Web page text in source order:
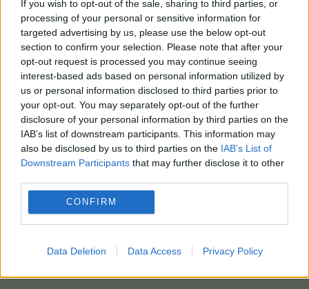
If you wish to opt-out of the sale, sharing to third parties, or
processing of your personal or sensitive information for
targeted advertising by us, please use the below opt-out
section to confirm your selection. Please note that after your
opt-out request is processed you may continue seeing
interest-based ads based on personal information utilized by
us or personal information disclosed to third parties prior to
your opt-out. You may separately opt-out of the further
disclosure of your personal information by third parties on the
IAB’s list of downstream participants. This information may
also be disclosed by us to third parties on the IAB’s List of
Downstream Participants that may further disclose it to other
CONFIRM
Data Deletion Data Access Privacy Policy